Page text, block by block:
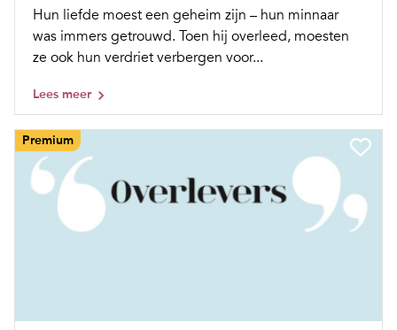
Hun liefde moest een geheim zijn – hun minnaar
was immers getrouwd. Toen hij overleed, moesten
ze ook hun verdriet verbergen voor...
Lees meer
Premium